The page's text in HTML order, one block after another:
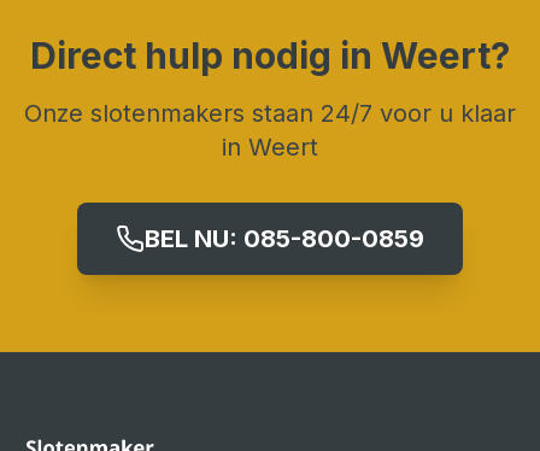
Direct hulp nodig in Weert?
Onze slotenmakers staan 24/7 voor u klaar
in Weert
BEL NU: 085-800-0859